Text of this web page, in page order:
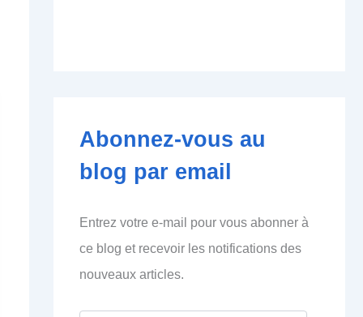
Abonnez-vous au
blog par email
Entrez votre e-mail pour vous abonner à
ce blog et recevoir les notifications des
nouveaux articles.